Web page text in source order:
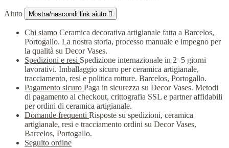
Aiuto Mostra/nascondi link aiuto 
Chi siamo Ceramica decorativa artigianale fatta a Barcelos,
Portogallo. La nostra storia, processo manuale e impegno per
la qualità su Decor Vases.
Spedizioni e resi Spedizione internazionale in 2–5 giorni
lavorativi. Imballaggio sicuro per ceramica artigianale,
tracciamento, resi e politica rotture. Barcelos, Portogallo.
Pagamento sicuro Paga in sicurezza su Decor Vases. Metodi
di pagamento al checkout, crittografia SSL e partner affidabili
per ordini di ceramica artigianale.
Domande frequenti Risposte su spedizioni, ceramica
artigianale, resi e tracciamento ordini su Decor Vases,
Barcelos, Portogallo.
Seguito ordine